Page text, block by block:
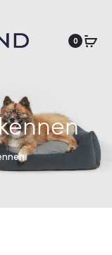
0